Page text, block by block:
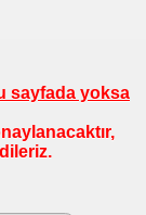
sayfada yoksa